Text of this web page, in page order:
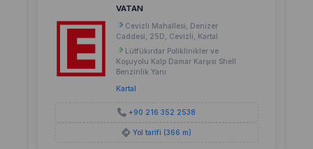
VATAN
Cevizli Mahallesi, Denizer
Caddesi, 25D, Cevizli, Kartal
Lütfükırdar Poliklinikler ve
Koşuyolu Kalp Damar Karşısı Shell
Benzinlik Yanı
Kartal
+90 216 352 2538
Yol tarifi (366 m)